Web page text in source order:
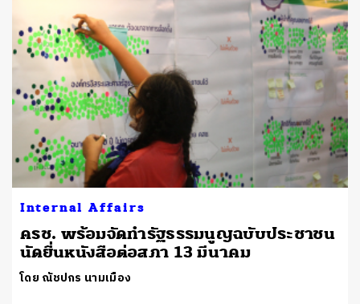
Internal Affairs
ครช. พร้อมจัดทำรัฐธรรมนูญฉบับประชาชน
นัดยื่นหนังสือต่อสภา 13 มีนาคม
โดย ณัชปกร นามเมือง